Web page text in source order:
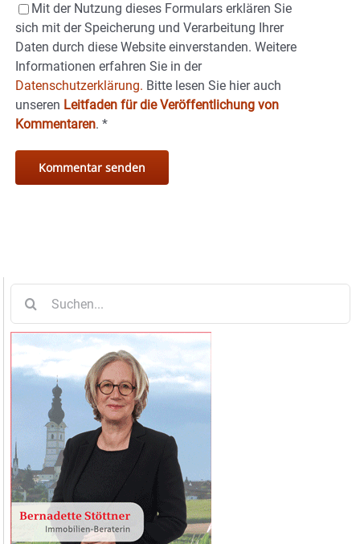
Mit der Nutzung dieses Formulars erklären Sie
sich mit der Speicherung und Verarbeitung Ihrer
Daten durch diese Website einverstanden. Weitere
Informationen erfahren Sie in der
Datenschutzerklärung. Bitte lesen Sie hier auch
unseren Leitfaden für die Veröffentlichung von
Kommentaren. *
nach: